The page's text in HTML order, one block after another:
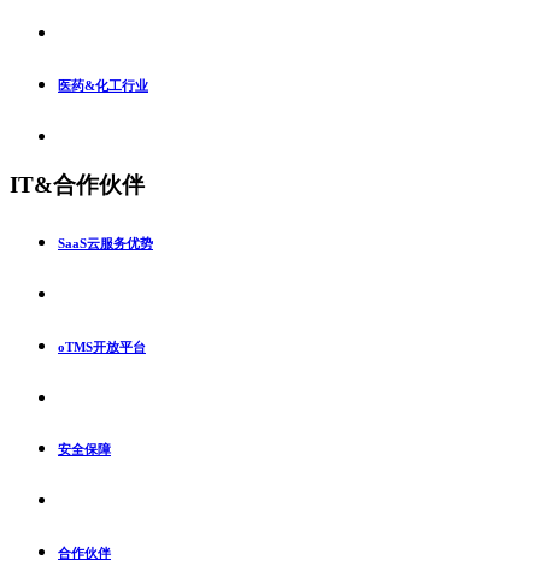
医药&化工行业
IT&合作伙伴
SaaS云服务优势
oTMS开放平台
安全保障
合作伙伴